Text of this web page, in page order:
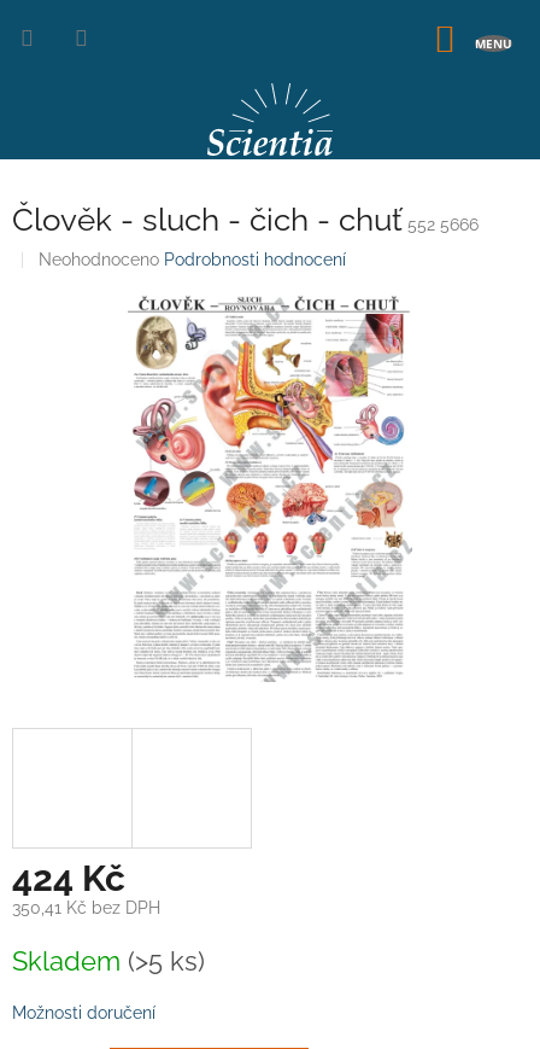
Člověk - sluch - čich - chuť 552 5666
Průměrné
Neohodnoceno Podrobnosti hodnocení
424 Kč
350,41 Kč bez DPH
cena:
Skladem (>5 ks)
Možnosti doručení